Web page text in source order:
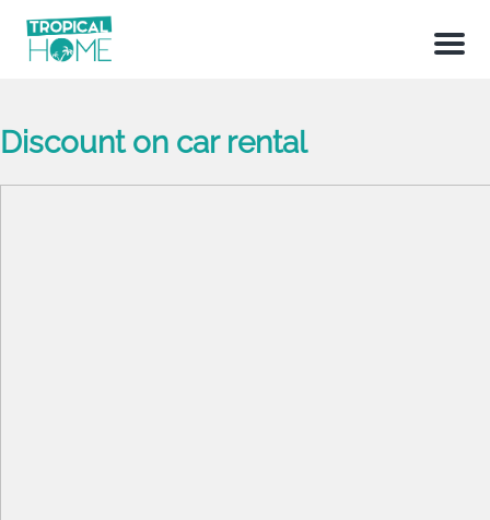
Menu
Discount on car rental